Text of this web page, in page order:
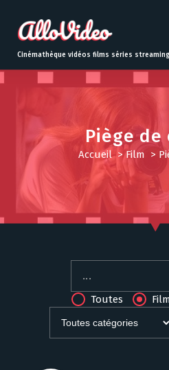
t
o
Cinémathèque vidéos films séries streaming
Piège
Accueil>Film >
Toutes